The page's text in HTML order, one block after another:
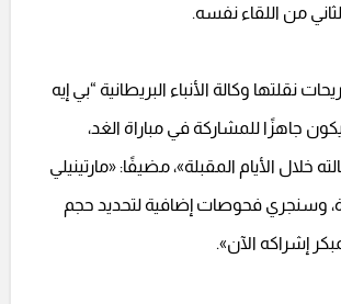
من اللقاء نفسه.
نقلتها وكالة الأنباء البريطانية “بي إيه
يكون جاهزًا للمشاركة في مباراة الغد،
خلال الأيام المقبلة»، مضيفًا: «مارتينيلي
وسنجري فحوصات إضافية لتحديد حجم
إشراكه الآن».